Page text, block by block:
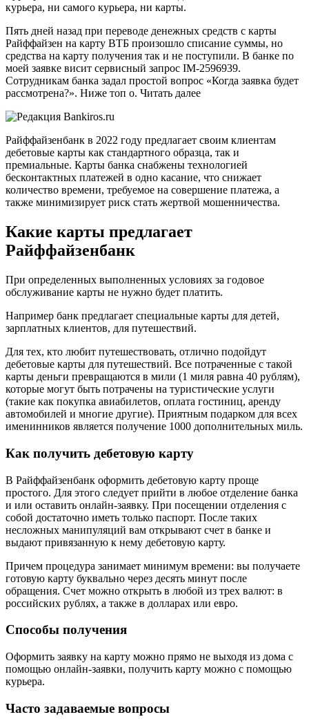
курьера, ни самого курьера, ни карты.
Пять дней назад при переводе денежных средств с карты
Райффайзен на карту ВТБ произошло списание суммы, но
средства на карту получения так и не поступили. В банке по
моей заявке висит сервисный запрос IM-2596939.
Сотрудникам банка задал простой вопрос «Когда заявка будет
рассмотрена?». Ниже топ о. Читать далее
Райффайзенбанк в 2022 году предлагает своим клиентам
дебетовые карты как стандартного образца, так и
премиальные. Карты банка снабжены технологией
бесконтактных платежей в одно касание, что снижает
количество времени, требуемое на совершение платежа, а
также минимизирует риск стать жертвой мошенничества.
Какие карты предлагает
Райффайзенбанк
При определенных выполненных условиях за годовое
обслуживание карты не нужно будет платить.
Например банк предлагает специальные карты для детей,
зарплатных клиентов, для путешествий.
Для тех, кто любит путешествовать, отлично подойдут
дебетовые карты для путешествий. Все потраченные с такой
карты деньги превращаются в мили (1 миля равна 40 рублям),
которые могут быть потрачены на туристические услуги
(такие как покупка авиабилетов, оплата гостиниц, аренду
автомобилей и многие другие). Приятным подарком для всех
именинников является получение 1000 дополнительных миль.
Как получить дебетовую карту
В Райффайзенбанк оформить дебетовую карту проще
простого. Для этого следует прийти в любое отделение банка
и или оставить онлайн-заявку. При посещении отделения с
собой достаточно иметь только паспорт. После таких
несложных манипуляций вам открывают счет в банке и
выдают привязанную к нему дебетовую карту.
Причем процедура занимает минимум времени: вы получаете
готовую карту буквально через десять минут после
обращения. Счет можно открыть в любой из трех валют: в
российских рублях, а также в долларах или евро.
Способы получения
Оформить заявку на карту можно прямо не выходя из дома с
помощью онлайн-заявки, получить карту можно с помощью
курьера.
Часто задаваемые вопросы